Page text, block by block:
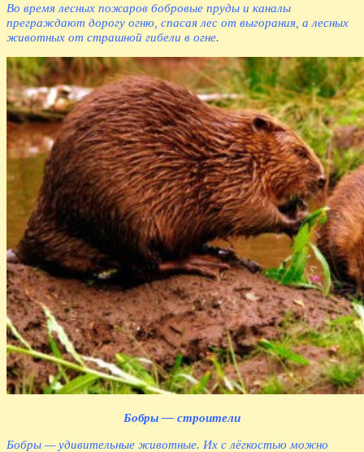
Во время лесных пожаров бобровые пруды и каналы
преграждают дорогу огню, спасая лес от выгорания, а лесных
животных от страшной гибели в огне.
Бобры — строители
Бобры — удивительные животные. Их с лёгкостью можно